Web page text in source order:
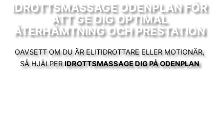
IDROTTSMASSAGE ODENPLAN FÖR
ATT GE DIG OPTIMAL
ÅTERHÄMTNING OCH PRESTATION
OAVSETT OM DU ÄR ELITIDROTTARE ELLER MOTIONÄR,
SÅ HJÄLPERIDROTTSMASSAGE DIG PÅ ODENPLAN